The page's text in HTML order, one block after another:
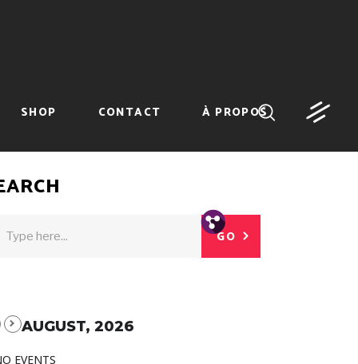
SHOP CONTACT À PROPOS
Fb.
Tw.
GO
AUGUST, 2026
EVENTS